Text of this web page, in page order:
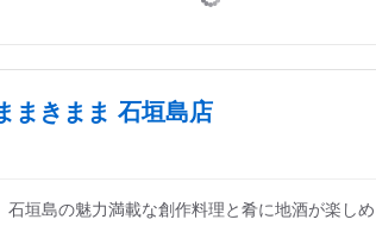
まきまま 石垣島店
石垣島の魅力満載な創作料理と肴に地酒が楽し